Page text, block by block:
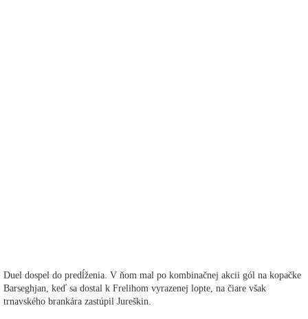
Duel dospel do predĺženia. V ňom mal po kombinačnej akcii gól na kopačke
Barseghjan, keď sa dostal k Frelihom vyrazenej lopte, na čiare však
trnavského brankára zastúpil Jureškin.